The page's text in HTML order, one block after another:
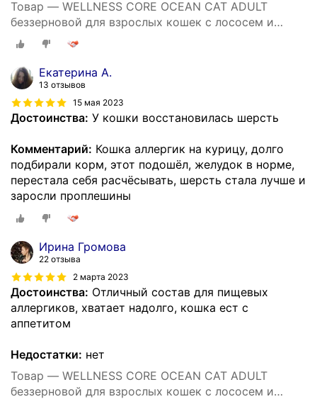
Товар — WELLNESS CORE OCEAN CAT ADULT
беззерновой для взрослых кошек с лососем и
тунцом (4 кг)
Екатерина А.
13 отзывов
15 мая 2023
Достоинства: У кошки восстановилась шерсть
Комментарий: Кошка аллергик на курицу, долго
подбирали корм, этот подошёл, желудок в норме,
перестала себя расчёсывать, шерсть стала лучше и
заросли проплешины
Ирина Громова
22 отзыва
2 марта 2023
Достоинства: Отличный состав для пищевых
аллергиков, хватает надолго, кошка ест с
аппетитом
Недостатки: нет
Товар — WELLNESS CORE OCEAN CAT ADULT
беззерновой для взрослых кошек с лососем и